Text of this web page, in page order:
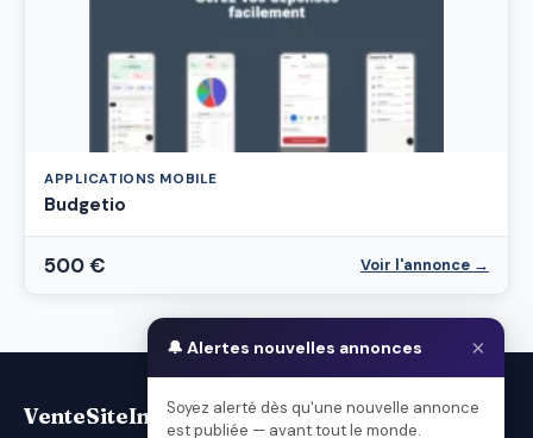
APPLICATIONS MOBILE
Budgetio
500 € Voir l'annonce →
🔔 Alertes nouvelles annonces ×
Soyez alerté dès qu'une nouvelle annonce
est publiée — avant tout le monde.
VenteSiteInternet.com